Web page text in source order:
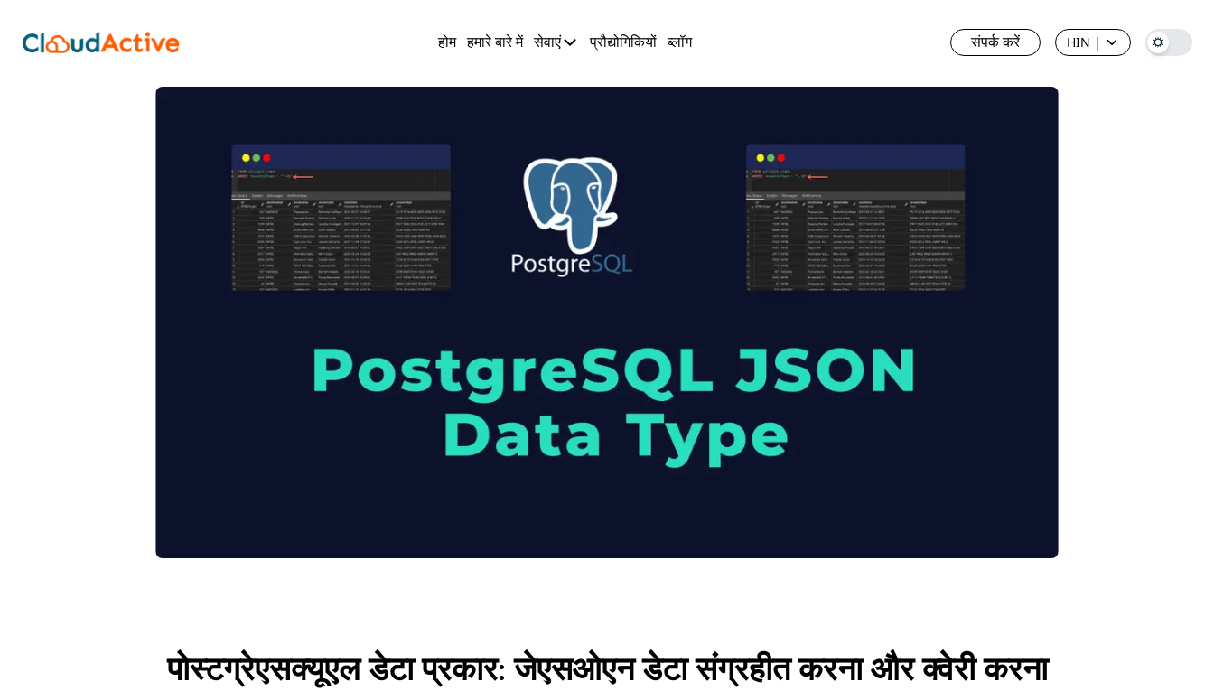
होम हमारे बारे में सेवाएं प्रौद्योगिकियों ब्लॉग संपर्क करें HIN |
पोस्टग्रेएसक्यूएल डेटा प्रकार: जेएसओएन डेटा संग्रहीत करना और क्वेरी करना